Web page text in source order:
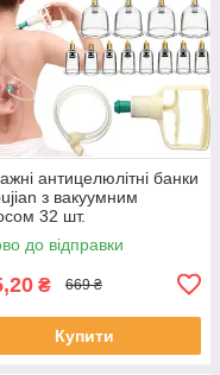
антицелюлітні банки
з вакуумним
32 шт.
до відправки
₴ 669 ₴
Купити